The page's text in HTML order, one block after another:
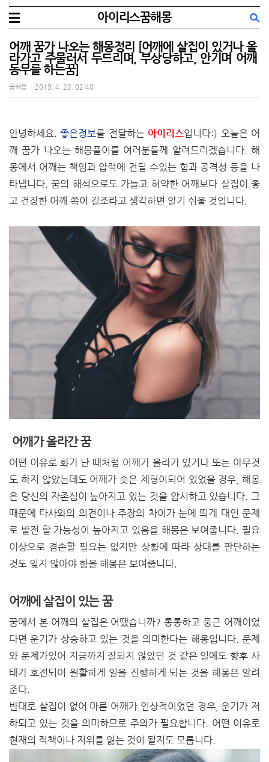
아이리스꿈해몽
어깨 꿈가 나오는 해몽정리 [어깨에 살집이 있거나 올
라가고 주물러서 두드리며, 부상당하고, 안기며 어깨
동무를 하는꿈]
꿈해몽 2019. 4. 23. 02:40
안녕하세요.좋은정보를 전달하는 아이리스입니다:) 오늘은 어
깨 꿈가 나오는 해몽풀이를 여러분들께 알려드리겠습니다. 해
몽에서 어깨는 책임과 압력에 견딜 수있는 힘과 공격성 등을 나
타냅니다. 꿈의 해석으로도 가늘고 허약한 어깨보다 살집이 좋
고 건장한 어깨 쪽이 길조라고 생각하면 알기 쉬울 것입니다.
어깨가 올라간 꿈
어떤 이유로 화가 난 때처럼 어깨가 올라가 있거나 또는 아무것
도 하지 않았는데도 어깨가 솟은 체형이되어 있었을 경우, 해몽
은 당신의 자존심이 높아지고 있는 것을 암시하고 있습니다. 그
때문에 타사와의 의견이나 주장의 차이가 눈에 띄게 대인 문제
로 발전 할 가능성이 높아지고 있음을 해몽은 보여줍니다. 필요
이상으로 겸손할 필요는 없지만 상황에 따라 상대를 판단하는
것도 잊지 않아야 함을 해몽은 보여줍니다.
어깨에 살집이 있는 꿈
꿈에서 본 어깨의 살집은 어땠습니까? 통통하고 둥근 어깨이었
다면 운기가 상승하고 있는 것을 의미한다는 해몽입니다. 문제
와 문제가있어 지금까지 잘되지 않았던 것 같은 일에도 향후 사
태가 호전되어 원활하게 일을 진행하게 되는 것을 해몽은 알려
준다.
반대로 살집이 없어 마른 어깨가 인상적이었던 경우, 운기가 저
하되고 있는 것을 의미하므로 주의가 필요합니다. 어떤 이유로
현재의 직책이나 지위를 잃는 것이 될지도 모릅니다.